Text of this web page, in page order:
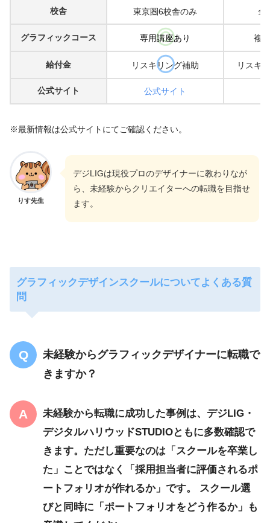
校舎 東京圏6校舎のみ 全
グラフィックコース 専用講座あり 複
給付金 リスキリング補助 リスキ
公式サイト 公式サイト
※最新情報は公式サイトにてご確認ください。
りす先生
デジLIGは現役プロのデザイナーに教わりなが
ら、未経験からクリエイターへの転職を目指せ
ます。
グラフィックデザインスクールについてよくある質
問
未経験からグラフィックデザイナーに転職で
きますか？
未経験から転職に成功した事例は、デジLIG・
デジタルハリウッドSTUDIOともに多数確認で
きます。ただし重要なのは「スクールを卒業し
た」ことではなく「採用担当者に評価されるポ
ートフォリオが作れるか」です。 スクール選
びと同時に「ポートフォリオをどう作るか」も